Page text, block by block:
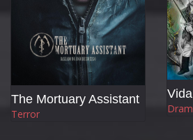
The Mortuary Assistant
Terror